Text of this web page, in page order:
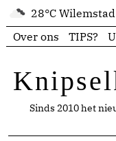
28°C Wilemstad
Over ons
TIPS?
Sinds 2010 het